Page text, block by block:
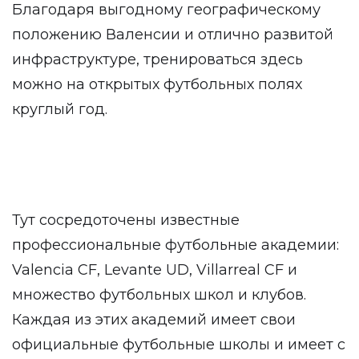
Благодаря выгодному географическому
положению Валенсии и отлично развитой
инфраструктуре, тренироваться здесь
можно на открытых футбольных полях
круглый год.
Тут сосредоточены известные
профессиональные футбольные академии:
Valencia CF, Levante UD, Villarreal CF и
множество футбольных школ и клубов.
Каждая из этих академий имеет свои
официальные футбольные школы и имеет с